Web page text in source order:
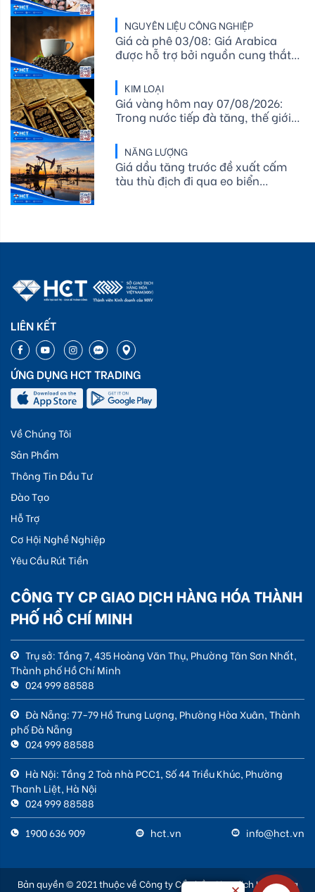
NGUYÊN LIỆU CÔNG NGHIỆP
Giá cà phê 03/08: Giá Arabica
được hỗ trợ bởi nguồn cung thắt
KIM LOẠI
Giá vàng hôm nay 07/08/2026:
Trong nước tiếp đà tăng, thế giới
NĂNG LƯỢNG
Giá dầu tăng trước đề xuất cấm
tàu thù địch đi qua eo biển
LIÊN KẾT
ỨNG DỤNG HCT TRADING
Về Chúng Tôi
Sản Phẩm
Thông Tin Đầu Tư
Đào Tạo
Hỗ Trợ
Cơ Hội Nghề Nghiệp
Yêu Cầu Rút Tiền
CÔNG TY CP GIAO DỊCH HÀNG HÓA THÀNH
PHỐ HỒ CHÍ MINH
Trụ sở: Tầng 7, 435 Hoàng Văn Thụ, Phường Tân Sơn Nhất,
Thành phố Hồ Chí Minh
024 999 88588
Đà Nẵng: 77-79 Hồ Trung Lượng, Phường Hòa Xuân, Thành
phố Đà Nẵng
024 999 88588
Hà Nội: Tầng 2 Toà nhà PCC1, Số 44 Triều Khúc, Phường
Thanh Liệt, Hà Nội
024 999 88588
1900 636 909
hct.vn info@hct.vn
Bản quyền © 2021 thuộc về Công ty Cổ phần Giao dịch Hàng hóa